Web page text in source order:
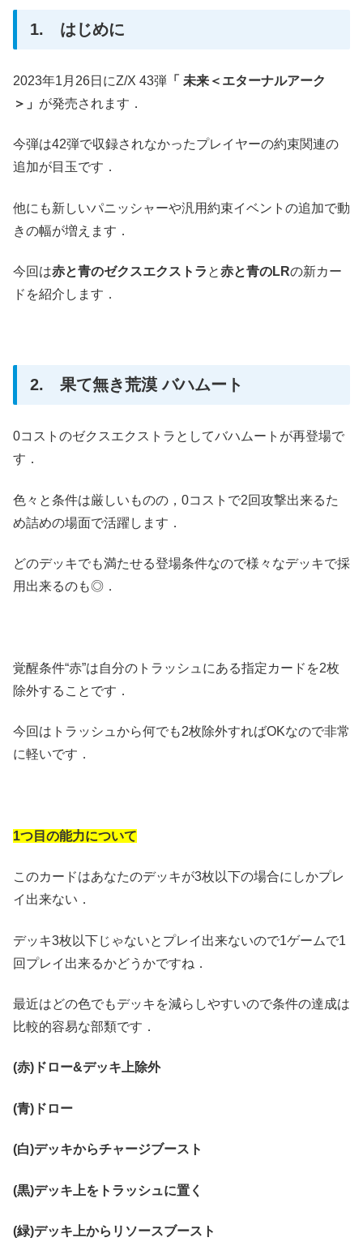
1. はじめに
2023年1月26日にZ/X 43弾 「 未来＜エターナルアーク
＞」 が発売されます．
今弾は42弾で収録されなかったプレイヤーの約束関連の
追加が目玉です．
他にも新しいパニッシャーや汎用約束イベントの追加で動
きの幅が増えます．
今回は赤と青のゼクスエクストラ と赤と青のLRの新カー
ドを紹介します．
2. 果て無き荒漠 バハムート
0コストのゼクスエクストラとしてバハムートが再登場で
す．
色々と条件は厳しいものの，0コストで2回攻撃出来るた
め詰めの場面で活躍します．
どのデッキでも満たせる登場条件なので様々なデッキで採
用出来るのも◎．
覚醒条件“赤”は自分のトラッシュにある指定カードを2枚
除外することです．
今回はトラッシュから何でも2枚除外すればOKなので非常
に軽いです．
1つ目の能力について
このカードはあなたのデッキが3枚以下の場合にしかプレ
イ出来ない．
デッキ3枚以下じゃないとプレイ出来ないので1ゲームで1
回プレイ出来るかどうかですね．
最近はどの色でもデッキを減らしやすいので条件の達成は
比較的容易な部類です．
(赤)ドロー&デッキ上除外
(青)ドロー
(白)デッキからチャージブースト
(黒)デッキ上をトラッシュに置く
(緑)デッキ上からリソースブースト